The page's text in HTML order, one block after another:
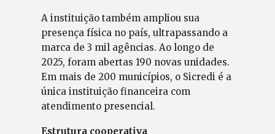
A instituição também ampliou sua
presença física no país, ultrapassando a
marca de 3 mil agências. Ao longo de
2025, foram abertas 190 novas unidades.
Em mais de 200 municípios, o Sicredi é a
única instituição financeira com
atendimento presencial.
Estrutura cooperativa